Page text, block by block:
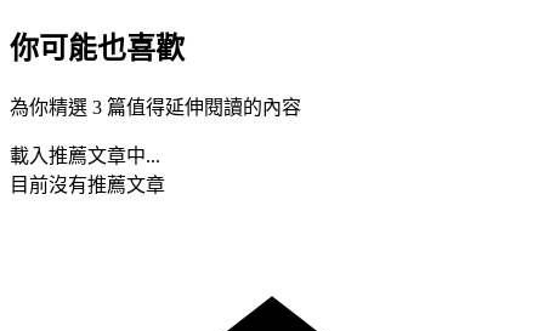
你可能也喜歡
為你精選 3 篇值得延伸閱讀的內容
載入推薦文章中...
目前沒有推薦文章